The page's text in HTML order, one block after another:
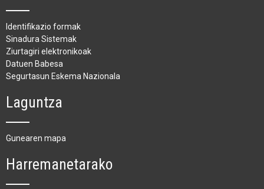
Identifikazio formak
Sinadura Sistemak
Ziurtagiri elektronikoak
Datuen Babesa
Segurtasun Eskema Nazionala
Laguntza
Gunearen mapa
Harremanetarako